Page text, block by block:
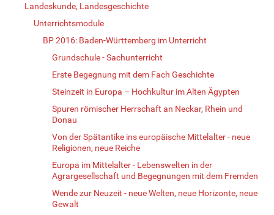
Landeskunde, Landesgeschichte
Unterrichtsmodule
BP 2016: Baden-Württemberg im Unterricht
Grundschule - Sachunterricht
Erste Begegnung mit dem Fach Geschichte
Steinzeit in Europa – Hochkultur im Alten Ägypten
Spuren römischer Herrschaft an Neckar, Rhein und
Donau
Von der Spätantike ins europäische Mittelalter - neue
Religionen, neue Reiche
Europa im Mittelalter - Lebenswelten in der
Agrargesellschaft und Begegnungen mit dem Fremden
Wende zur Neuzeit - neue Welten, neue Horizonte, neue
Gewalt